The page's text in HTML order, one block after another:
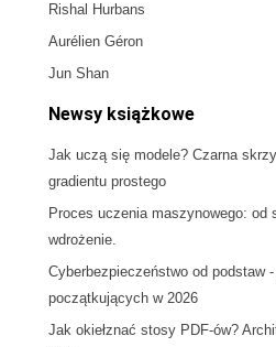
Rishal Hurbans
Aurélien Géron
Jun Shan
Newsy książkowe
Jak uczą się modele? Czarna
gradientu prostego
Proces uczenia maszynowego: od
wdrożenie.
Cyberbezpieczeństwo od podstaw
początkujących w 2026
Jak okiełznać stosy PDF-ów?